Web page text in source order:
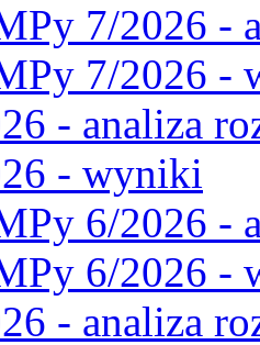
7/2026 -
7/2026 -
- analiza
- wyniki
6/2026 -
6/2026 -
- analiza